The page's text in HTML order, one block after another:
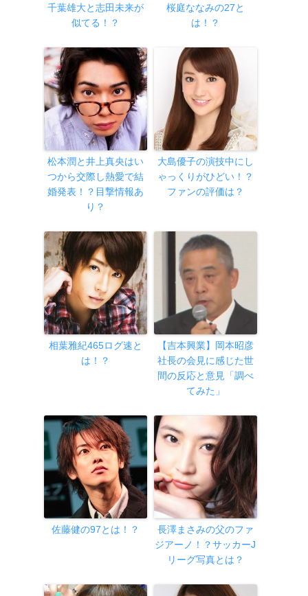
千葉雄大と志田未来が
似てる！？
桜庭ななみの27と
は！？
松本潤と井上真央はい
つから交際し熱愛で結
婚発表！？目撃情報あ
り？
大島優子の演技中にし
ゃっくりがひどい！？
ファンの評価は？
相葉雅紀465ログ速と
は！？
【吉本興業】岡本昭彦
社長の会見に感じた世
間の反応と意見「調べ
てみた」
佐藤健の97とは！？
長澤まさみの父のファ
ジアーノ！？サッカーJ
リーグ写真とは？